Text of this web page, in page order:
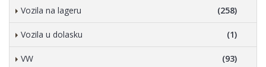
Vozila na lageru (258)
Vozila u dolasku (1)
VW (93)